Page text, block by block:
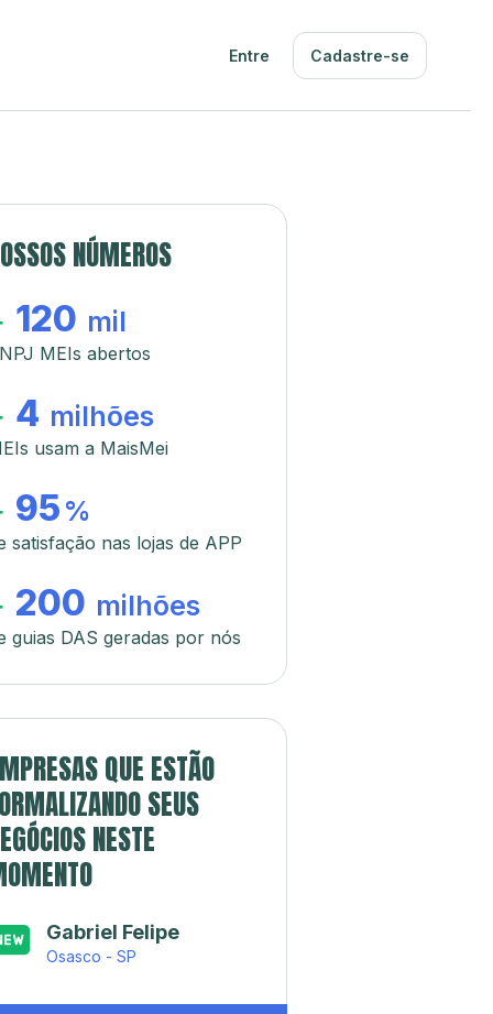
Entre Cadastre-se
NÚMEROS
120 mil
MEIs abertos
4 milhões
usam a MaisMei
95 %
satisfação nas lojas de APP
200 milhões
guias DAS geradas por nós
QUE ESTÃO
SEUS
NESTE
Gabriel Felipe
Osasco - SP